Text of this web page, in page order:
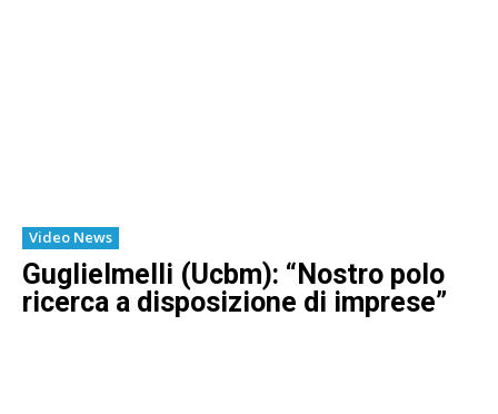
Video News
Guglielmelli (Ucbm): “Nostro polo
ricerca a disposizione di imprese”